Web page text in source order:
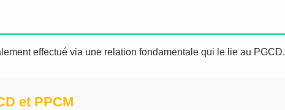
effectué via une relation fondamentale qui le lie au PGCD.
et PPCM